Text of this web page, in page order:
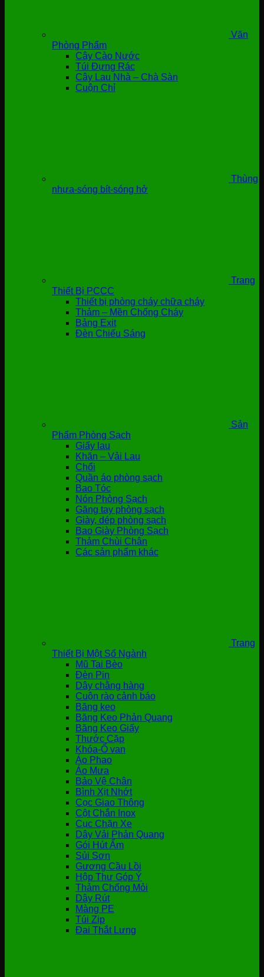
Văn
Phòng Phẩm
Cây Cào Nước
Túi Đựng Rác
Cây Lau Nhà – Chà Sàn
Cuộn Chỉ
Thùng
nhựa-sóng bít-sóng hở
Trang
Thiết Bị PCCC
Thiết bị phòng cháy chữa cháy
Thảm – Mền Chống Cháy
Bảng Exit
Đèn Chiếu Sáng
Sản
Phẩm Phòng Sạch
Giấy lau
Khăn – Vải Lau
Chổi
Quần áo phòng sạch
Bao Tóc
Nón Phòng Sạch
Găng tay phòng sạch
Giày, dép phòng sạch
Bao Giày Phòng Sạch
Thảm Chùi Chân
Các sản phẩm khác
Trang
Thiết Bị Một Số Ngành
Mũ Tai Bèo
Đèn Pin
Dây chằng hàng
Cuộn rào cảnh báo
Băng keo
Băng Keo Phản Quang
Băng Keo Giấy
Thước Cặp
Khóa-Ổ van
Áo Phao
Áo Mưa
Bảo Vệ Chân
Bình Xịt Nhớt
Cọc Giao Thông
Cột Chắn Inox
Cục Chặn Xe
Dây Vải Phản Quang
Gói Hút Ẩm
Sủi Sơn
Gương Cầu Lồi
Hộp Thư Góp Ý
Thảm Chống Mỏi
Dây Rút
Màng PE
Túi Zip
Đai Thắt Lưng